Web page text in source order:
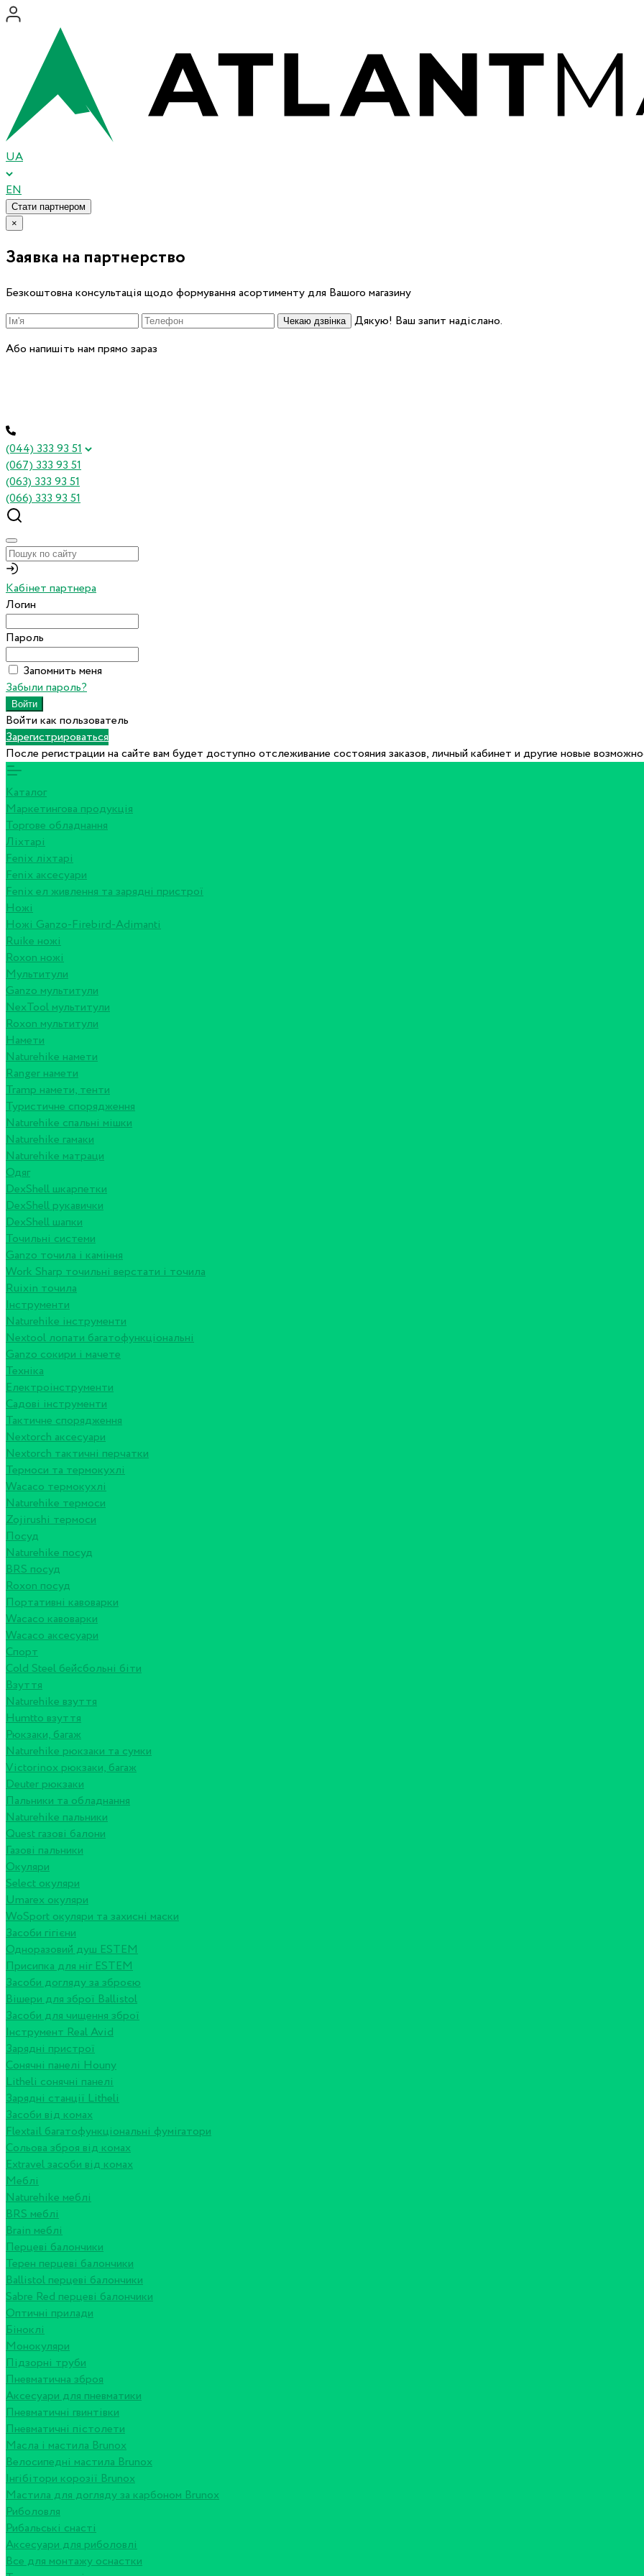
UA
EN
Стати партнером
×
Заявка на партнерство
Безкоштовна консультація щодо формування асортименту для Вашого магазину
Чекаю дзвінка
Дякую! Ваш запит надіслано.
Або напишіть нам прямо зараз
(044) 333 93 51
(067) 333 93 51
(063) 333 93 51
(066) 333 93 51
Кабінет партнера
Логин
Пароль
Запомнить меня
Забыли пароль?
Войти как пользователь
Зарегистрироваться
После регистрации на сайте вам будет доступно отслеживание состояния заказов, личный кабинет и другие новые
Каталог
Маркетингова продукція
Торгове обладнання
Ліхтарі
Fenix ліхтарі
Fenix аксесуари
Fenix ел живлення та зарядні пристрої
Ножі
Ножі Ganzo-Firebird-Adimanti
Ruike ножі
Roxon ножi
Мультитули
Ganzo мультитули
NexTool мультитули
Roxon мультитули
Намети
Naturehike намети
Ranger намети
Tramp намети, тенти
Туристичне спорядження
Naturehike спальні мішки
Naturehike гамаки
Naturehike матраци
Одяг
DexShell шкарпетки
DexShell рукавички
DexShell шапки
Точильні системи
Ganzo точила і каміння
Work Sharp точильні верстати і точила
Ruixin точила
Інструменти
Naturehike інструменти
Nextool лопати багатофункціональні
Ganzo сокири і мачете
Техніка
Електроінструменти
Садові інструменти
Тактичне спорядження
Nextorch аксесуари
Nextorch тактичні перчатки
Термоси та термокухлі
Wacaco термокухлі
Naturehike термоси
Zojirushi термоси
Посуд
Naturehike посуд
BRS посуд
Roxon посуд
Портативні кавоварки
Wacaco кавоварки
Wacaco аксесуари
Спорт
Cold Steel бейсбольні біти
Взуття
Naturehike взуття
Humtto взуття
Рюкзаки, багаж
Naturehike рюкзаки та сумки
Victorinox рюкзаки, багаж
Deuter рюкзаки
Пальники та обладнання
Naturehike пальники
Quest газові балони
Газові пальники
Окуляри
Select окуляри
Umarex окуляри
WoSport окуляри та захисні маски
Засоби гігієни
Одноразовий душ ESTEM
Присипка для ніг ESTEM
Засоби догляду за зброєю
Вішери для зброї Ballistol
Засоби для чищення зброї
Інструмент Real Avid
Зарядні пристрої
Сонячні панелі Houny
Litheli сонячні панелі
Зарядні станції Litheli
Засоби від комах
Flextail багатофункціональні фумігатори
Сольова зброя від комах
Extravel засоби від комах
Меблі
Naturehike меблі
BRS меблі
Brain меблі
Перцеві балончики
Терен перцеві балончики
Ballistol перцеві балончики
Sabre Red перцеві балончики
Оптичні прилади
Біноклі
Монокуляри
Підзорні труби
Пневматична зброя
Аксесуари для пневматики
Пневматичні гвинтівки
Пневматичні пістолети
Масла і мастила Brunox
Велосипедні мастила Brunox
Інгібітори корозії Brunox
Мастила для догляду за карбоном Brunox
Риболовля
Рибальські снасті
Аксесуари для риболовлі
Все для монтажу оснастки